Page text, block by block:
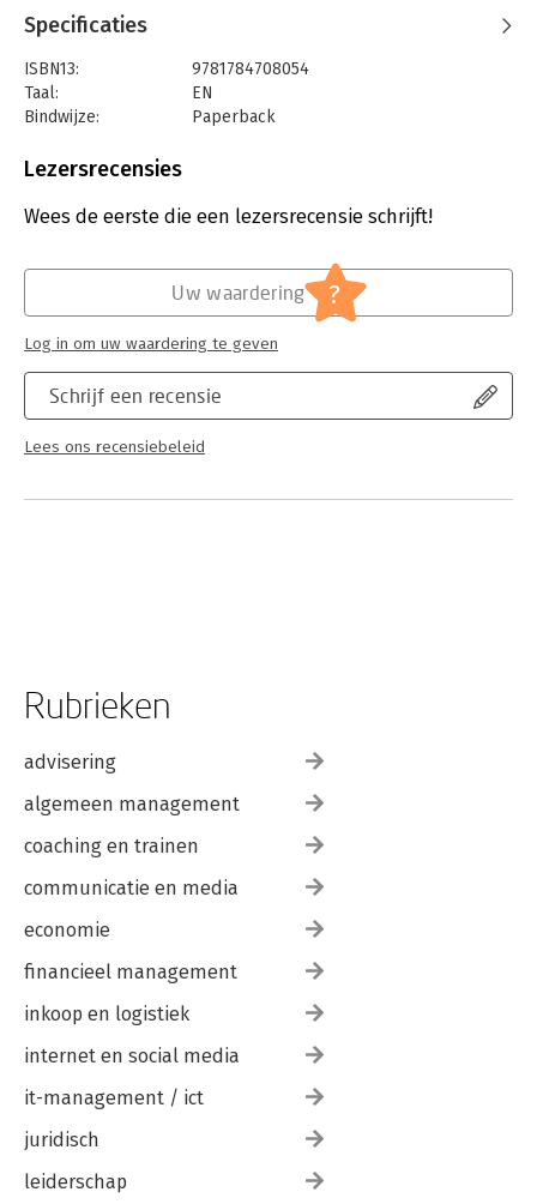
Specificaties
ISBN13:
9781784708054
Taal:
EN
Bindwijze:
Paperback
Uitgever:
Lezersrecensies
Wees de eerste die een lezersrecensie schrijft!
Schrijf een recensie
Lees ons recensiebeleid
Uw waardering ?
Log in om uw waardering te geven
Rubrieken
advisering
algemeen management
coaching en trainen
communicatie en media
economie
financieel management
inkoop en logistiek
internet en social media
it-management / ict
juridisch
leiderschap